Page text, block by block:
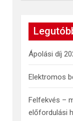
a
h
Ápolási díj
Elektromos
Felfekvés –
előfordulási